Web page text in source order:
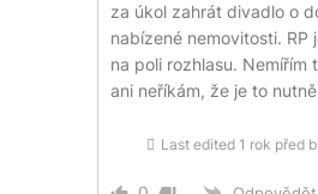
za úkol zahrát divadlo o
nabízené nemovitosti. RP
na poli rozhlasu. Nemířím
ani neříkám, že je to
Last edited 1 rok před